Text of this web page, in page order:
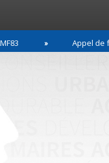
Appel de fonds